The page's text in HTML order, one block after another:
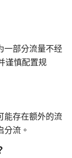
一部分流量不经
谨慎配置规
能存在额外的流
流。